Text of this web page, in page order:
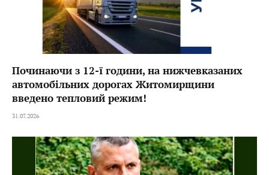
Починаючи з 12-ї години, на нижчевказаних
автомобільних дорогах Житомирщини
введено тепловий режим!
31.07.2026